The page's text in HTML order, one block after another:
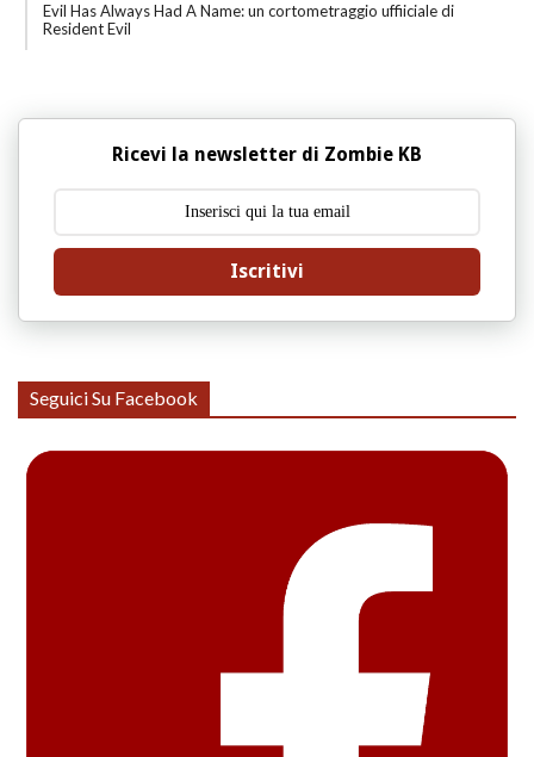
Evil Has Always Had A Name: un cortometraggio uffiiciale di
Resident Evil
Ricevi la newsletter di Zombie KB
Iscritivi
Seguici Su Facebook